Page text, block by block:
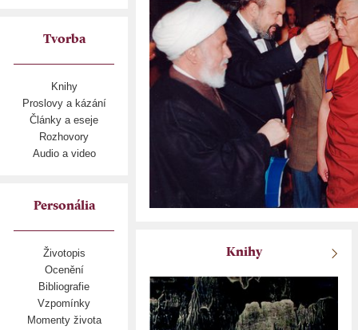
Tvorba
Knihy
Proslovy a kázání
Články a eseje
Rozhovory
Audio a video
Personália
Životopis
Ocenění
Bibliografie
Vzpomínky
Momenty života
Knihy